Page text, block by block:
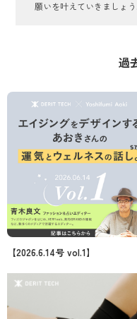
願いを叶えていきましょう
過
【2026.6.14号 vol.1】